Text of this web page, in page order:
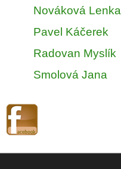
Nováková Lenka
Pavel Káčerek
Radovan Myslík
Smolová Jana